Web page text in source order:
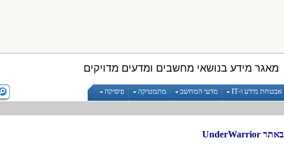
מאגר מידע בנושאי מחשבים ומדעים מדויקים
אבטחת מידע ו-IT מדעי המחשב מתמטיקה פיסיקה
באתר UnderWarrior